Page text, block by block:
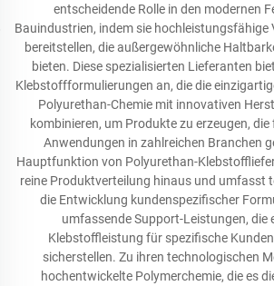
entscheidende Rolle in den modernen
Bauindustrien, indem sie hochleistungsfähige
bereitstellen, die außergewöhnliche
bieten. Diese spezialisierten Lieferanten
Klebstoffformulierungen an, die die
Polyurethan-Chemie mit innovativen
kombinieren, um Produkte zu erzeugen,
Anwendungen in zahlreichen Branchen
Hauptfunktion von Polyurethan-
reine Produktverteilung hinaus und umfasst
die Entwicklung kundenspezifischer
umfassende Support-Leistungen, die
Klebstoffleistung für spezifische
sicherstellen. Zu ihren technologischen
hochentwickelte Polymerchemie, die es